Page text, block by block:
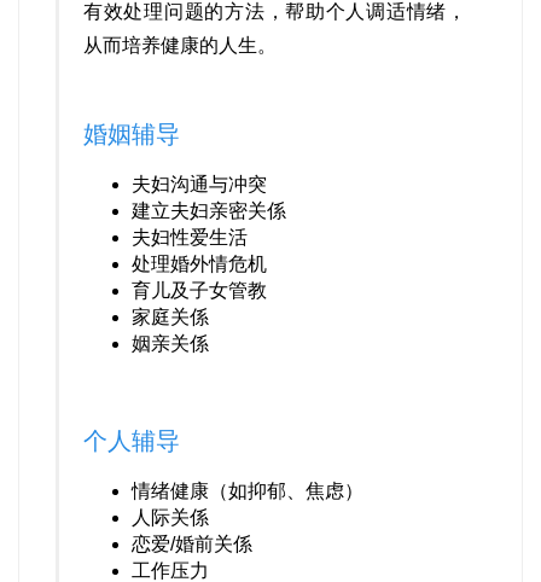
有效处理问题的方法，帮助个人调适情绪，
从而培养健康的人生。
婚姻辅导
夫妇沟通与冲突
建立夫妇亲密关係
夫妇性爱生活
处理婚外情危机
育儿及子女管教
家庭关係
姻亲关係
个人辅导
情绪健康（如抑郁、焦虑）
人际关係
恋爱/婚前关係
工作压力